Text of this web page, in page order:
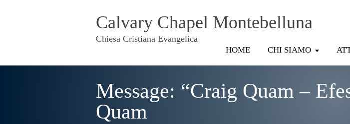
Calvary Chapel Montebelluna
Chiesa Cristiana Evangelica
HOME CHI SIAMO
Message: “Craig Quam –
Quam